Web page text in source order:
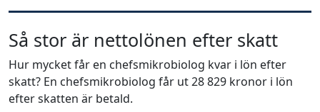
Så stor är nettolönen efter skatt
Hur mycket får en chefsmikrobiolog kvar i lön efter
skatt? En chefsmikrobiolog får ut 28 829 kronor i lön
efter skatten är betald.